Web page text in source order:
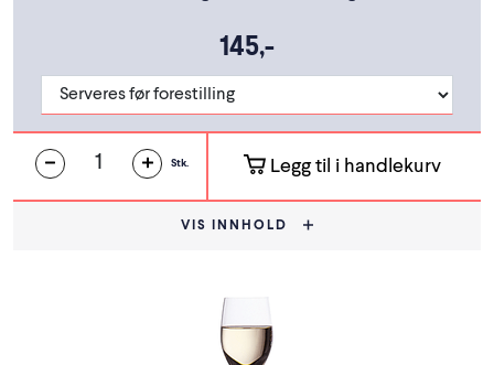
145,-
Stk. Legg til i handlekurv
VIS INNHOLD